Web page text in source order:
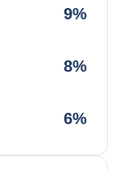
9%
8%
6%